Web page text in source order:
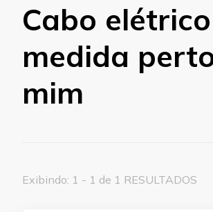
Cabo
medida
mim
Exibindo: 1 - 1 de 1 RESULTADOS